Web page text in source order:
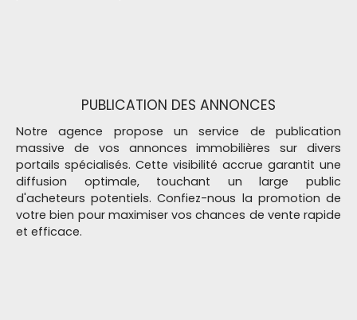
PUBLICATION DES ANNONCES
Notre agence propose un service de publication
massive de vos annonces immobilières sur divers
portails spécialisés. Cette visibilité accrue garantit une
diffusion optimale, touchant un large public
d'acheteurs potentiels. Confiez-nous la promotion de
votre bien pour maximiser vos chances de vente rapide
et efficace.